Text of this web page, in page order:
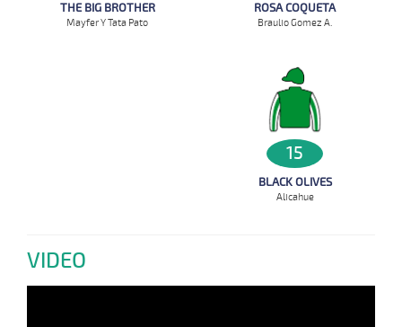
THE BIG BROTHER
Mayfer Y Tata Pato
ROSA COQUETA
Braulio Gomez A.
15
BLACK OLIVES
Alicahue
VIDEO